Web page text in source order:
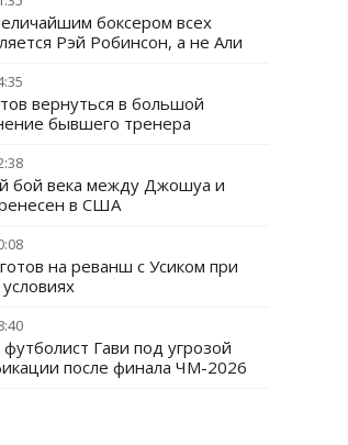
боксером всех
Рэй Робинсон, а не Али
вернуться в большой
бывшего тренера
бой века между Джошуа и
в США
на реванш с Усиком при
футболист Гави под угрозой
после финала ЧМ-2026